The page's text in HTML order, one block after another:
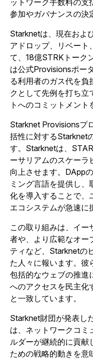
ットワーク手数料の
参加やガバナンスの決
Starknetは、現在およ
アドロップ、リベート
て、18億STRKトーク
は公式Provisionsポー
る利用者のガス代を負
クとして先例を打ち立
トへのコミットメント
Starknet Provisionsプ
括性に対するStarknet
す。Starknetは、
ーサリアムのスケーラ
向上させます。DApp
ミング言語を提供し
化を導入することで、
エコシステムが急速に
この取り組みは、イ
者や、より広範なオー
ティなど、Starknetの
た人々に報います。彼
包括的なウェブの推進
へのアクセスを民主化
と一致しています。
Starknet財団が発表し
は、ネットワークコミ
ルダーが継続的に貢献
ための戦略的動きを意